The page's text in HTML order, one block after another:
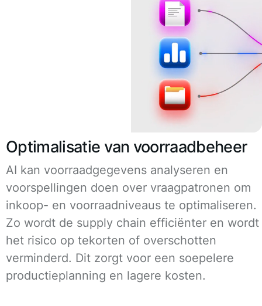
Optimalisatie van voorraadbeheer
AI kan voorraadgegevens analyseren en
voorspellingen doen over vraagpatronen om
inkoop- en voorraadniveaus te optimaliseren.
Zo wordt de supply chain efficiënter en wordt
het risico op tekorten of overschotten
verminderd. Dit zorgt voor een soepelere
productieplanning en lagere kosten.